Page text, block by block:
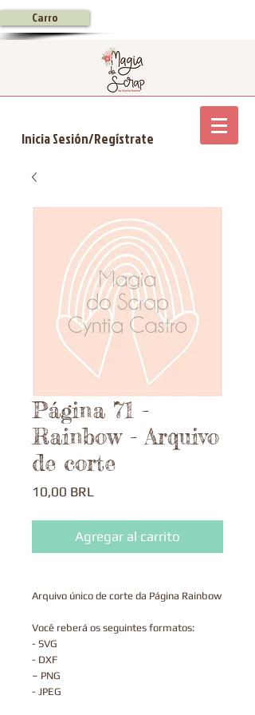
Carro
Inicia Sesión/Regístrate
Página 71 -
Rainbow - Arquivo
de corte
10,00 BRL
Agregar al carrito
Arquivo único de corte da Página Rainbow
Você reberá os seguintes formatos:
- SVG
- DXF
– PNG
- JPEG